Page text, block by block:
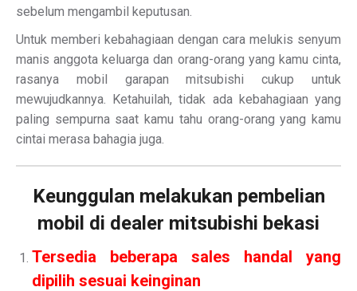
sebelum mengambil keputusan.
Untuk memberi kebahagiaan dengan cara melukis senyum
manis anggota keluarga dan orang-orang yang kamu cinta,
rasanya mobil garapan mitsubishi cukup untuk
mewujudkannya. Ketahuilah, tidak ada kebahagiaan yang
paling sempurna saat kamu tahu orang-orang yang kamu
cintai merasa bahagia juga.
Keunggulan melakukan pembelian
mobil di dealer mitsubishi bekasi
Tersedia beberapa sales handal yang
dipilih sesuai keinginan